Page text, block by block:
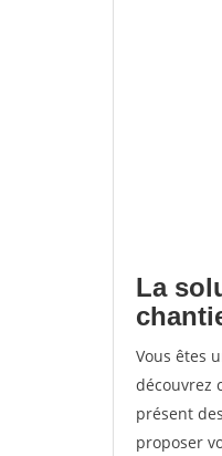
La
Vous êtes
découvrez
présent
proposer